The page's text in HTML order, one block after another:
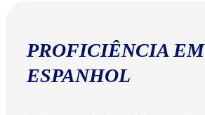
PROFICIÊNCIA EM
ESPANHOL